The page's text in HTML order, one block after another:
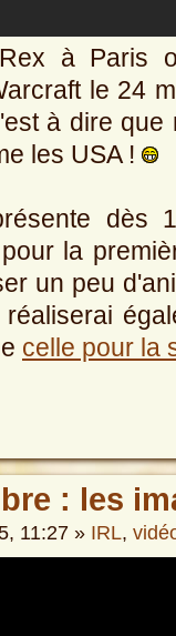
à Paris
le 24
à dire
les USA !
dès
la
un peu
celle pour la
: les
11:27 » IRL,